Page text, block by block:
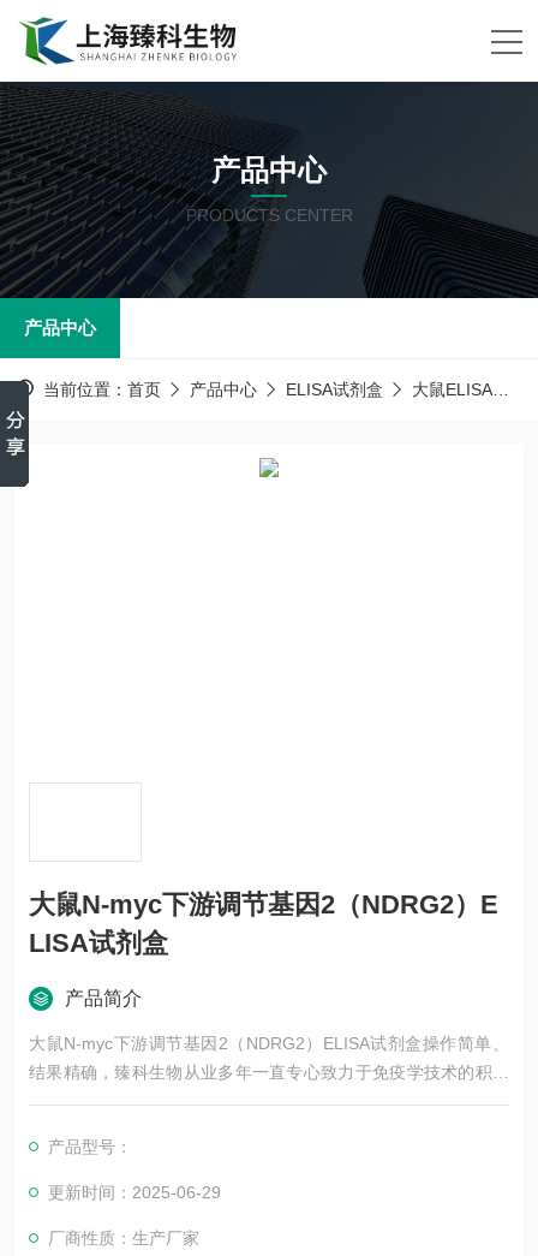
产品中心
PRODUCTS CENTER
产品中心
当前位置： 首页 产品中心 ELISA试剂盒 大鼠ELISA试剂盒
大鼠N-myc下游调节基因2（NDRG2）E
LISA试剂盒
产品简介
大鼠N-myc下游调节基因2（NDRG2）ELISA试剂盒操作简单、
结果精确，臻科生物从业多年一直专心致力于免疫学技术的积累
与发展，以其优质的产品质量与专业的技术服务，赢得业内广大
良好的合作关系，共同努力合作共赢。
产品型号：
更新时间：2025-06-29
厂商性质：生产厂家